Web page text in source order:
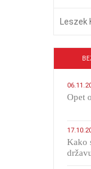
Leszek
​Opet
Kako